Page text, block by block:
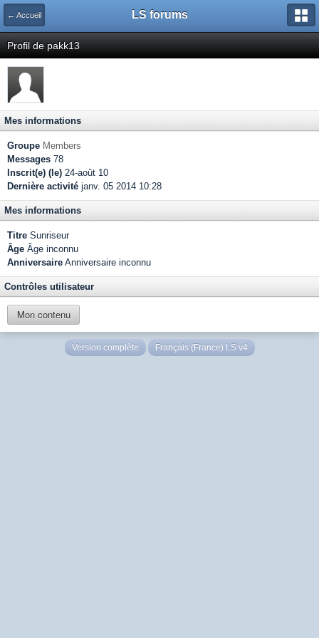
← Accueil LS forums
Profil de pakk13
Mes informations
Groupe Members
Messages 78
Inscrit(e) (le) 24-août 10
Dernière activité janv. 05 2014 10:28
Mes informations
Titre Sunriseur
Âge Âge inconnu
Anniversaire Anniversaire inconnu
Contrôles utilisateur
Mon contenu
Version complète Français (France) LS v4